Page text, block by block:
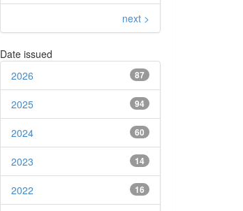
next >
Date issued
87
2026
94
2025
60
2024
14
2023
16
2022